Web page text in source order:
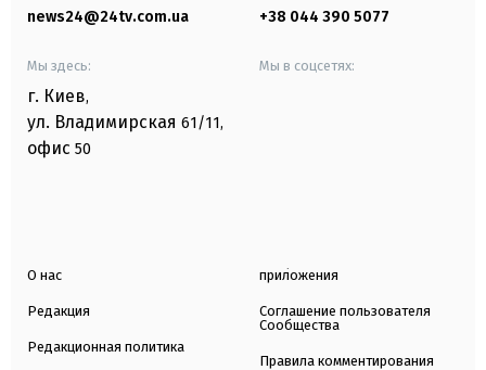
news24@24tv.com.ua +38 044 390 5077
Мы здесь:
г. Киев,
ул. Владимирская 61/11,
офис 50
Мы в соцсетях:
О нас
Редакция
Редакционная политика
приложения
Соглашение пользователя
Сообщества
Правила комментирования